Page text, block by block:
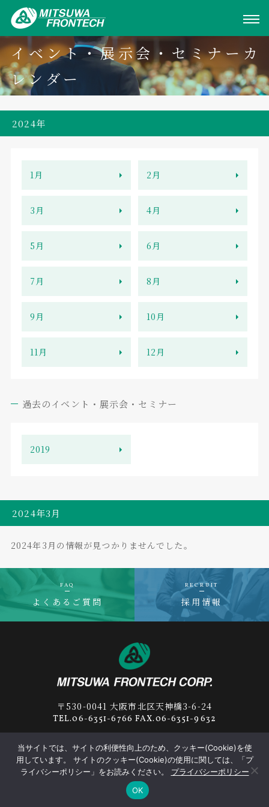
イベント・展示会・セミナーカ
レンダー
2024年
1月 2月
3月 4月
5月 6月
7月 8月
9月 10月
11月 12月
過去のイベント・展示会・セミナー
2019
2024年3月
2024年3月の情報が見つかりませんでした。
FAQ
よくあるご質問
RECRUIT
採用情報
〒530-0041 大阪市北区天神橋3-6-24
TEL.06-6351-6766 FAX.06-6351-9632
プライバシーポリシー サプライヤー行動規範
MITSUWA FRONTECH
当サイトでは、サイトの利便性向上のため、クッキー(Cookie)を使
用しています。 サイトのクッキー(Cookie)の使用に関しては、「プ
ライバシーポリシー」をお読みください。 プライバシーポリシー
OK